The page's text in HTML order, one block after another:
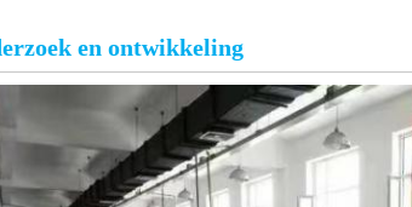
en ontwikkeling